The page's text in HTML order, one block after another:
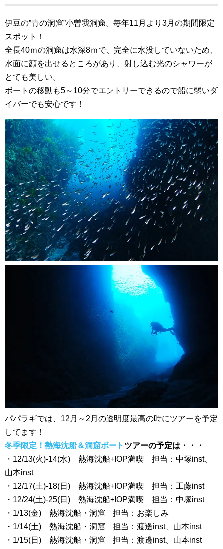
伊豆の”青の洞窟”小曽我洞窟。毎年11月より3月の期間限定
スポット！
全長40ｍの洞窟は水深8ｍで、完全に水没していないため、
水面に顔を出せるところがあり、射し込む光のシャワーが
とても美しい。
ボートの移動も5～10分でエントリーできるので船に弱いダ
イバーでも安心です！
パパラギでは、12月～2月の透明度最高の時にツアーを予定
してます！
冬季限定！熱海沈船＆洞窟ボート ツアーの予定は・・・
・12/13(火)-14(水) 熱海沈船+IOP満喫 担当：中塚inst、
山本inst
・12/17(土)-18(日) 熱海沈船+IOP満喫 担当：工藤inst
・12/24(土)-25(日) 熱海沈船+IOP満喫 担当：中塚inst
・1/13(金) 熱海沈船・洞窟 担当：お楽しみ
・1/14(土) 熱海沈船・洞窟 担当：渡邊inst、山本inst
・1/15(日) 熱海沈船・洞窟 担当：渡邊inst、山本inst